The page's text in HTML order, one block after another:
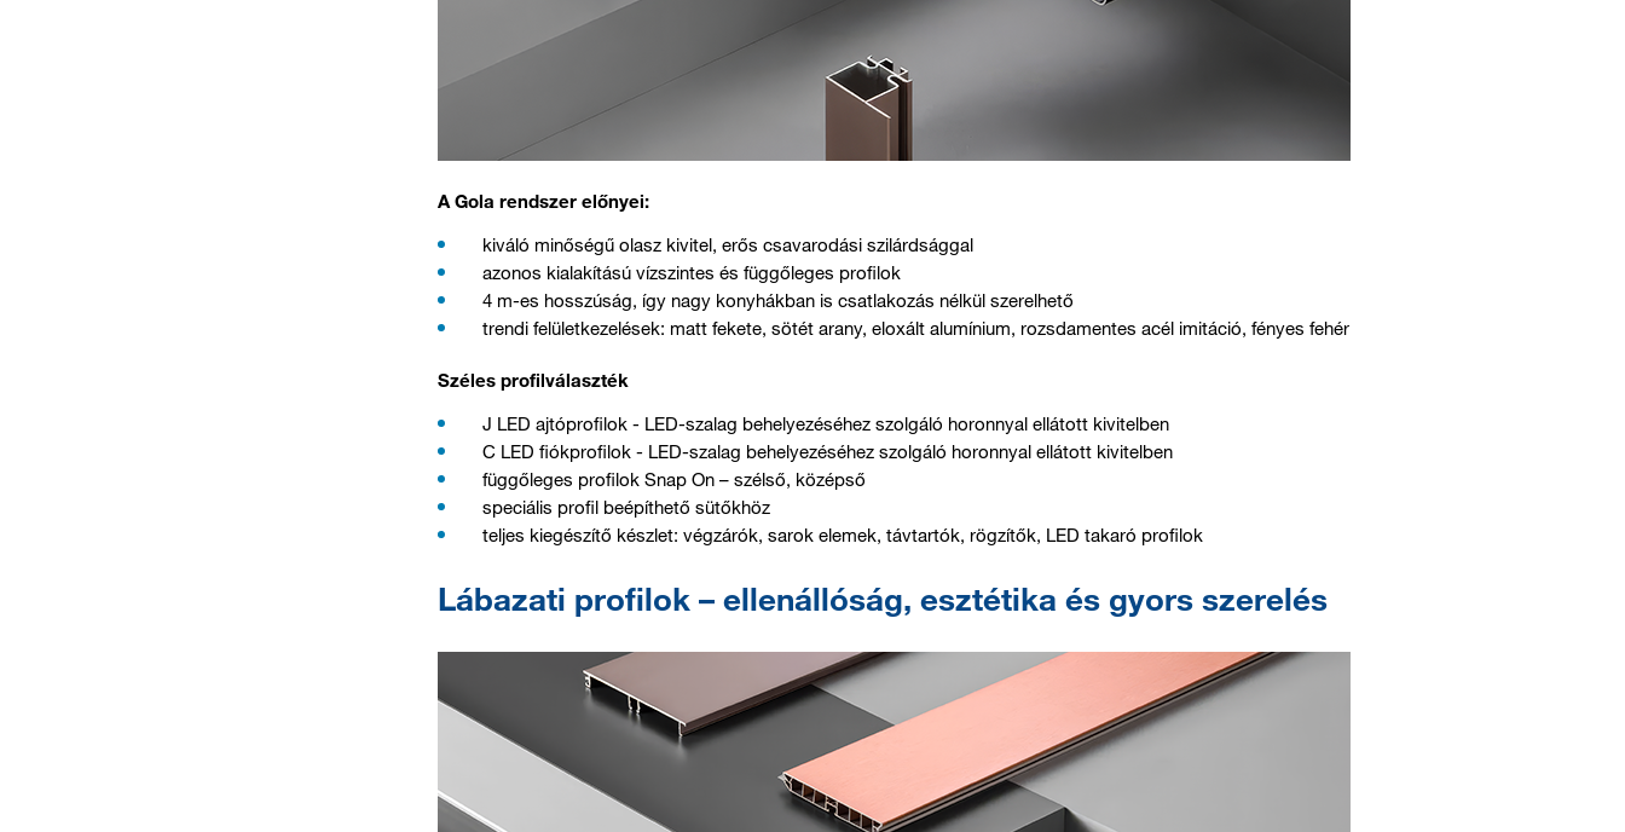
A Gola rendszer előnyei:
kiváló minőségű olasz kivitel, erős csavarodási szilárdsággal
azonos kialakítású vízszintes és függőleges profilok
4 m-es hosszúság, így nagy konyhákban is csatlakozás nélkül szerelhető
trendi felületkezelések: matt fekete, sötét arany, eloxált alumínium, rozsdamentes acél imitáció, fényes fehér
Széles profilválaszték
J LED ajtóprofilok - LED-szalag behelyezéséhez szolgáló horonnyal ellátott kivitelben
C LED fiókprofilok - LED-szalag behelyezéséhez szolgáló horonnyal ellátott kivitelben
függőleges profilok Snap On – szélső, középső
speciális profil beépíthető sütőkhöz
teljes kiegészítő készlet: végzárók, sarok elemek, távtartók, rögzítők, LED takaró profilok
Lábazati profilok – ellenállóság, esztétika és gyors szerelés